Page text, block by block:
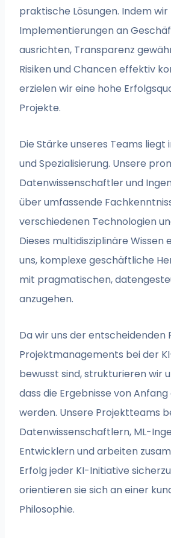
praktische Lösungen. Indem wir
Implementierungen an
ausrichten, Transparenz
Risiken und Chancen effektiv
erzielen wir eine hohe
Projekte.
Die Stärke unseres Teams liegt
und Spezialisierung. Unsere
Datenwissenschaftler und
über umfassende
verschiedenen Technologien
Dieses multidisziplinäre Wissen
uns, komplexe geschäftliche
mit pragmatischen,
anzugehen.
Da wir uns der entscheidenden
Projektmanagements bei der
bewusst sind, strukturieren wir
dass die Ergebnisse von
werden. Unsere Projektteams
Datenwissenschaftlern, ML-
Entwicklern und arbeiten
Erfolg jeder KI-Initiative
orientieren sie sich an einer
Philosophie.